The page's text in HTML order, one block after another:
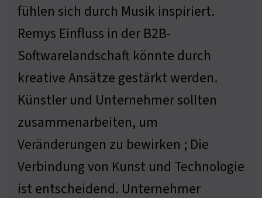
fühlen sich durch Musik inspiriert.
Remys Einfluss in der B2B-
Softwarelandschaft könnte durch
kreative Ansätze gestärkt werden.
Künstler und Unternehmer sollten
zusammenarbeiten, um
Veränderungen zu bewirken ; Die
Verbindung von Kunst und Technologie
ist entscheidend. Unternehmer